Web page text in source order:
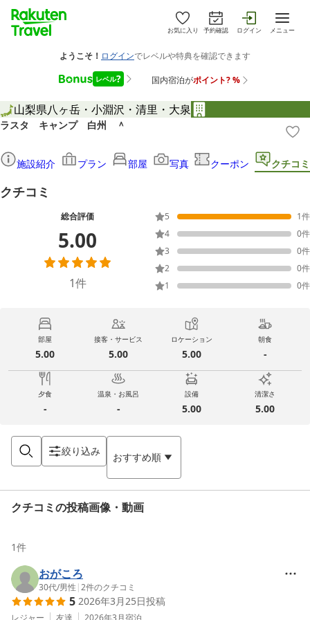
お気に入り 予約確認 ログイン メニュー
山梨県八ヶ岳・小淵沢・清里・大泉
ラスタ キャンプ 白州 ＾
施設紹介 プラン 部屋 写真 クーポン クチコミ
クチコミ
総合評価
5.00
1件
5 1件
4
0件
3
0件
2
0件
1
0件
部屋
5.00
接客・サービス
5.00
ロケーション
5.00
朝食
-
夕食
-
温泉・お風呂
-
設備
5.00
清潔さ
5.00
絞り込み おすすめ順
クチコミの投稿画像・動画
1件
おがころ
30代/男性 |2件のクチコミ
5 2026年3月25日投稿
レジャー 友達 2026年3月宿泊